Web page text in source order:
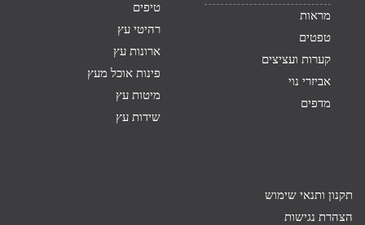
מראות
טפטים
קערות ועציצים
אביזרי נוי
מדפים
טיפים
רהיטי עץ
ארונות עץ
פינות אוכל מעץ
מיטות עץ
שידות עץ
תקנון ותנאי שימוש
הצהרת נגישות